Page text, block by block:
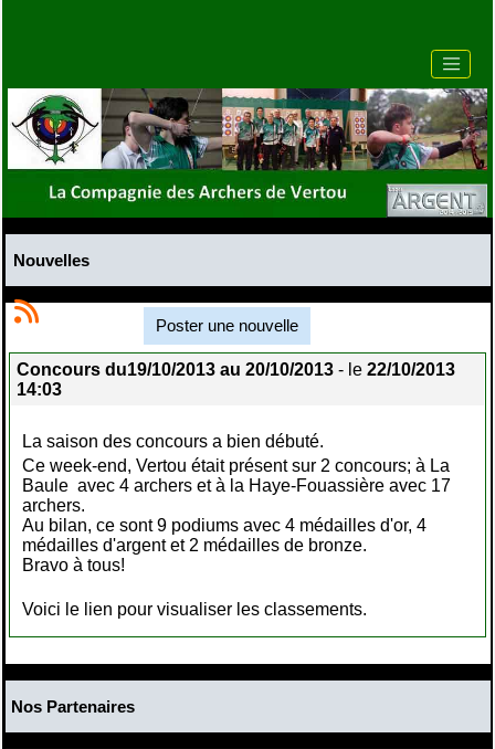
Nouvelles
Poster une nouvelle
Concours du19/10/2013 au 20/10/2013 - le 22/10/2013
14:03
La saison des concours a bien débuté.
Ce week-end, Vertou était présent sur 2 concours; à La
Baule avec 4 archers et à la Haye-Fouassière avec 17
archers.
Au bilan, ce sont 9 podiums avec 4 médailles d'or, 4
médailles d'argent et 2 médailles de bronze.
Bravo à tous!
Voici le lien pour visualiser les classements.
Nos Partenaires